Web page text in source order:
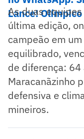
Lance! Olímpico
As duas
última edição,
campeão em
equilibrado,
de diferença: 64
Maracanãzinho
defensiva e
mineiros.